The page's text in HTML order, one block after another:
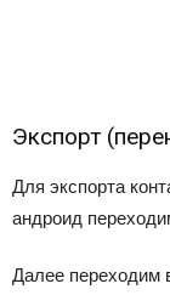
Экспорт
Для экспорта
андроид
Далее переходим